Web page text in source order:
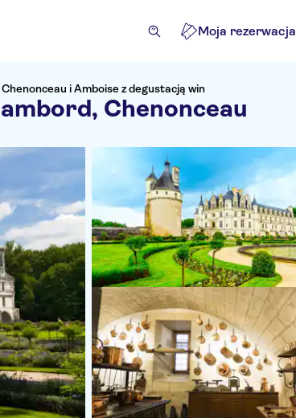
Moja rezerwacja
i Amboise z degustacją win
Chenonceau